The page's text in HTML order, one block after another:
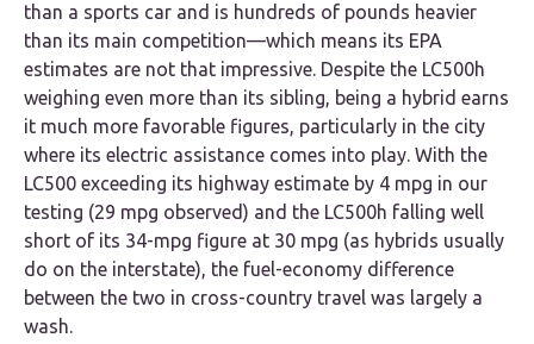
than a sports car and is hundreds of pounds heavier
than its main competition—which means its EPA
estimates are not that impressive. Despite the LC500h
weighing even more than its sibling, being a hybrid earns
it much more favorable figures, particularly in the city
where its electric assistance comes into play. With the
LC500 exceeding its highway estimate by 4 mpg in our
testing (29 mpg observed) and the LC500h falling well
short of its 34-mpg figure at 30 mpg (as hybrids usually
do on the interstate), the fuel-economy difference
between the two in cross-country travel was largely a
wash.